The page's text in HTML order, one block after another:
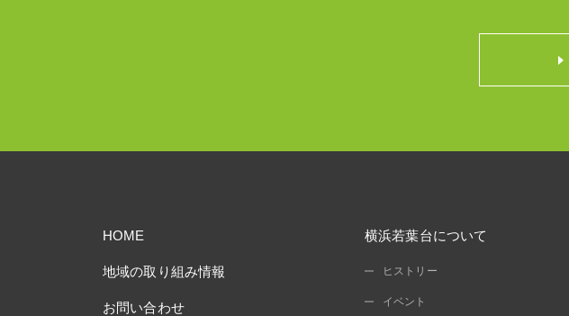
HOME
地域の取り組み情報
お問い合わせ
横浜若葉台について
ヒストリー
イベント